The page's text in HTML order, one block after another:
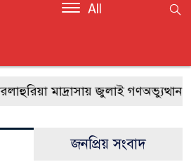
All
মাদ্রাসায় জুলাই গণঅভ্যুত্থান
জনপ্রিয় সংবাদ